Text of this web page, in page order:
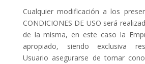
Cualquier modificación a los
CONDICIONES DE USO será
de la misma, en este caso la
apropiado, siendo exclusiva
Usuario asegurarse de tomar